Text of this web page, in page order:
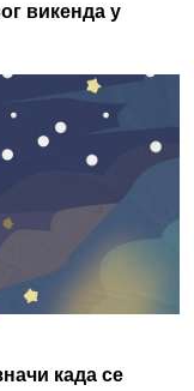
викенда у
када се